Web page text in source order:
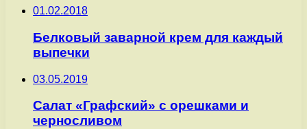
01.02.2018
Белковый заварной крем для каждый
выпечки
03.05.2019
Салат «Графский» с орешками и
черносливом